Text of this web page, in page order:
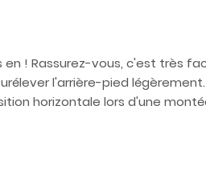
! Rassurez-vous, c'est très
l'arrière-pied
horizontale lors d'une